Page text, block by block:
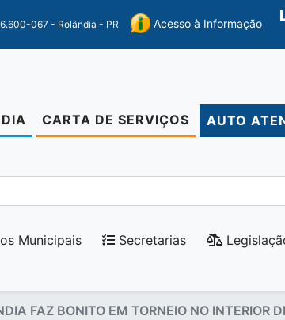
067 - Rolândia - PR Acesso à Informação
CARTA DE SERVIÇOS AUTO
Municipais Secretarias
FAZ BONITO EM TORNEIO NO INTERIOR